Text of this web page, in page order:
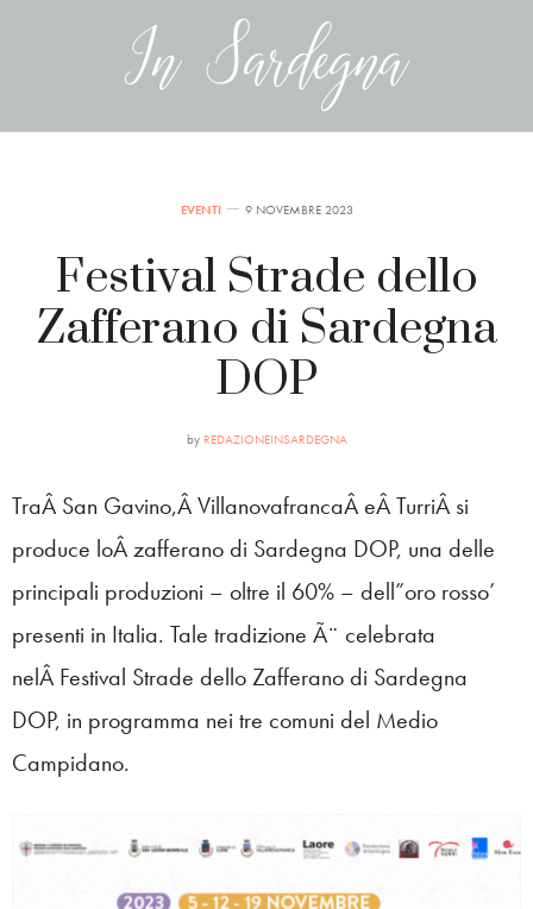
EVENTI 9 NOVEMBRE 2023
Festival Strade dello
Zafferano di Sardegna
DOP
by REDAZIONEINSARDEGNA
TraÂ San Gavino,Â VillanovafrancaÂ eÂ TurriÂ si
produce loÂ zafferano di Sardegna DOP, una delle
principali produzioni – oltre il 60% – dell”oro rosso’
presenti in Italia. Tale tradizione Ã¨ celebrata
nelÂ Festival Strade dello Zafferano di Sardegna
DOP, in programma nei tre comuni del Medio
Campidano.